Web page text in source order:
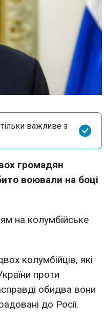
важливе з
громадян
воювали на боці
на колумбійське
колумбійців, які
проти
обидва вони
до Росії.